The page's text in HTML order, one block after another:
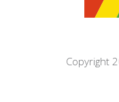
Copyright